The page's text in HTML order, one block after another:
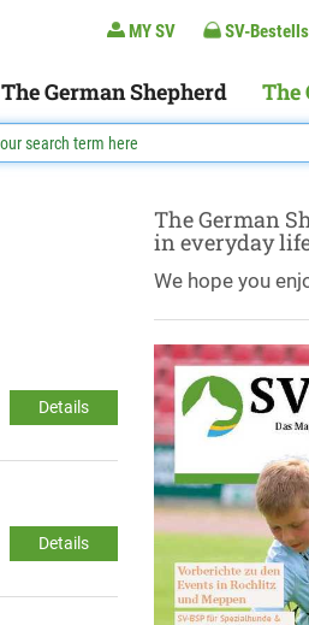
MY SV SV-
The German Shepherd The
Details
Details
The German
in everyday
We hope you